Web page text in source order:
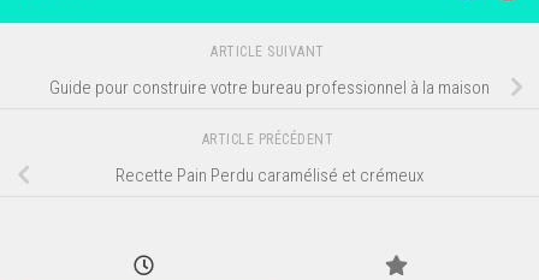
ARTICLE SUIVANT
Guide pour construire votre bureau professionnel à la maison
ARTICLE PRÉCÉDENT
Recette Pain Perdu caramélisé et crémeux